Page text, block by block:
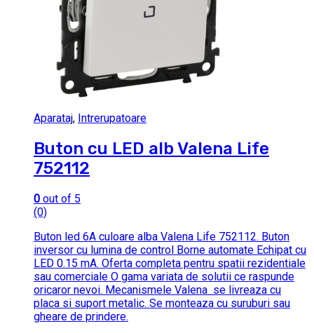
Aparataj, Intrerupatoare
Buton cu LED alb Valena Life
752112
0 out of 5
(0)
Buton led 6A culoare alba Valena Life 752112. Buton
inversor cu lumina de control Borne automate Echipat cu
LED 0.15 mA. Oferta completa pentru spatii rezidentiale
sau comerciale O gama variata de solutii ce raspunde
oricaror nevoi. Mecanismele Valena se livreaza cu
placa si suport metalic. Se monteaza cu suruburi sau
gheare de prindere.